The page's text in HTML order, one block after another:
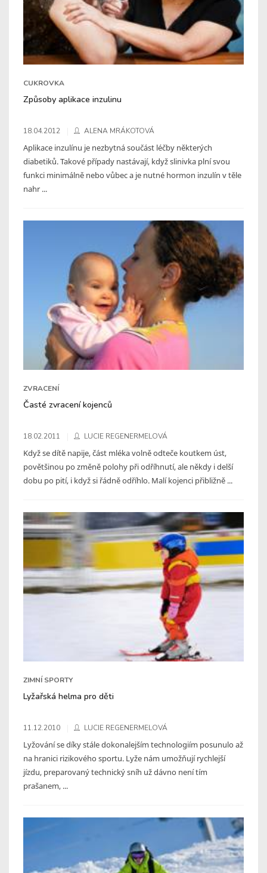
CUKROVKA
Způsoby aplikace inzulinu
18.04.2012 ALENA MRÁKOTOVÁ
Aplikace inzulínu je nezbytná součást léčby některých
diabetiků. Takové případy nastávají, když slinivka plní svou
funkci minimálně nebo vůbec a je nutné hormon inzulín v těle
nahr ...
ZVRACENÍ
Časté zvracení kojenců
18.02.2011 LUCIE REGENERMELOVÁ
Když se dítě napije, část mléka volně odteče koutkem úst,
povětšinou po změně polohy při odříhnutí, ale někdy i delší
dobu po pití, i když si řádně odříhlo. Malí kojenci přibližně ...
ZIMNÍ SPORTY
Lyžařská helma pro děti
11.12.2010 LUCIE REGENERMELOVÁ
Lyžování se díky stále dokonalejším technologiím posunulo až
na hranici rizikového sportu. Lyže nám umožňují rychlejší
jízdu, preparovaný technický sníh už dávno není tím
prašanem, ...